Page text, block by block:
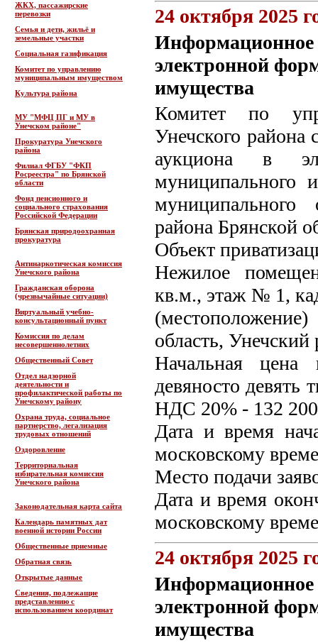
ЖКХ, пассажирские
перевозки
Семья и дети, жильё и
земельные участки
Социальная газификация
Комитет по управлению
муниципальным имуществом
Культура района
МУ "МФЦ ПГ и МУ в
Унечском районе"
Прокуратура Унечского
района
Филиал ФГБУ "ФКП
Росреестра" по Брянской
области
Фонд пенсионного и
социального страхования
Российской Федерации
Брянская природоохранная
прокуратура
Антинаркотическая комиссия
Унечского района
Гражданская оборона
(чрезвычайные ситуации)
Виртуальный учебно-
консультационный пункт
Комиссия по делам
несовершеннолетних
Общественный Совет
Отдел надзорной
деятельности и
профилактической работы по
Унечскому району
Охрана труда, социальное
партнерство, легализация
трудовых отношений
Оздоровление
Территориальная
избирательная комиссия
Унечского района
Законодательная карта сайта
Календарь памятных дат
военной истории России
Общественные приемные
Обратная связь
Открытые данные
Сведения, подлежащие
представлению с
использованием координат
24 октября 2025
Информационное
электронной
имущества
Комитет по
Унечского района
аукциона в
муниципального
муниципального
района Брянской
Объект
Нежилое
кв.м., этаж № 1,
область,
Начальная
девяносто девять
НДС 20% - 132
Дата и время
московскому
Место подачи
Дата и время
московскому
24 октября 2025
Информационное
электронной
имущества